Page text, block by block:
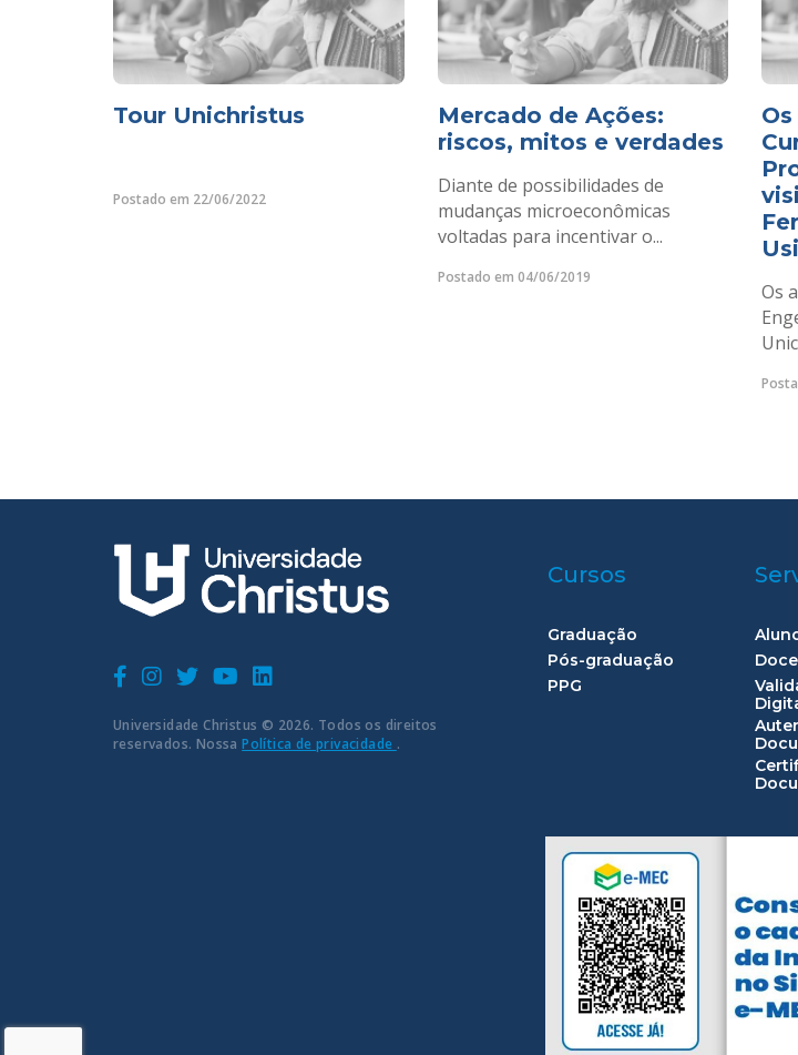
Tour Unichristus
Postado em 22/06/2022
Mercado de Ações:
riscos, mitos e verdades
Diante de possibilidades de
mudanças microeconômicas
voltadas para incentivar o...
Postado em 04/06/2019
Os
Universidade Christus © 2026. Todos os direitos
reservados. NossaPolítica de privacidade .
Cursos
Graduação
Pós-graduação
PPG